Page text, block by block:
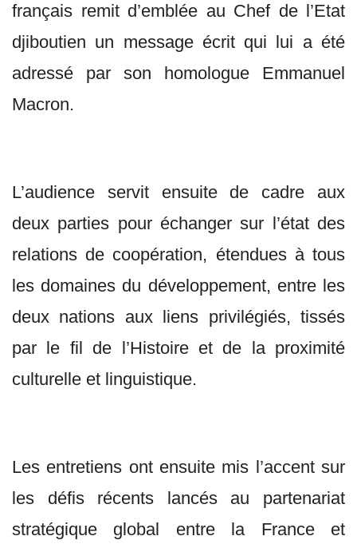
français remit d’emblée au Chef de l’Etat
djiboutien un message écrit qui lui a été
adressé par son homologue Emmanuel
Macron.
L’audience servit ensuite de cadre aux
deux parties pour échanger sur l’état des
relations de coopération, étendues à tous
les domaines du développement, entre les
deux nations aux liens privilégiés, tissés
par le fil de l’Histoire et de la proximité
culturelle et linguistique.
Les entretiens ont ensuite mis l’accent sur
les défis récents lancés au partenariat
stratégique global entre la France et